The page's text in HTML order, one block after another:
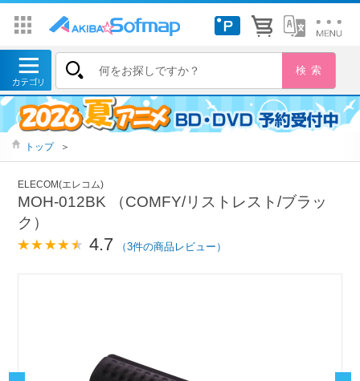
トップ ＞
ELECOM(エレコム)
MOH-012BK （COMFY/リストレスト/ブラッ
ク）
4.7 （3件の商品レビュー）